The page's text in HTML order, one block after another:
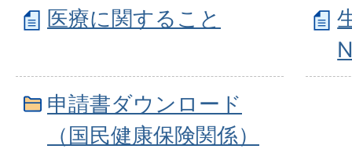
医療に関すること
申請書ダウンロード
（国民健康保険関係）